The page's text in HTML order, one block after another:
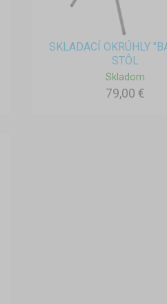
SKLADACÍ OKRÚHLY
STÔL
Skladom
79,00 €